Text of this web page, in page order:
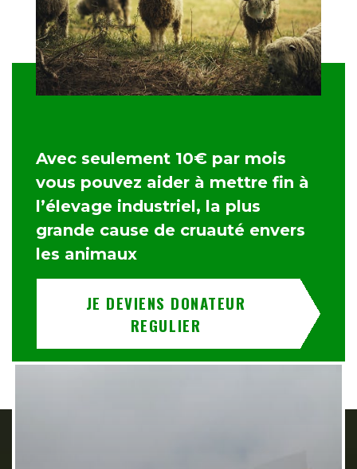
Avec seulement 10€ par mois
vous pouvez aider à mettre fin à
l’élevage industriel, la plus
grande cause de cruauté envers
les animaux
JE DEVIENS DONATEUR
REGULIER